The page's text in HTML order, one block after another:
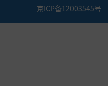
京ICP备12003545号